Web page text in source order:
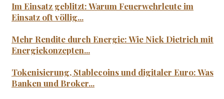
Im Einsatz geblitzt: Warum Feuerwehrleute im
Einsatz oft völlig...
Mehr Rendite durch Energie: Wie Nick Dietrich mit
Energiekonzepten...
Tokenisierung, Stablecoins und digitaler Euro: Was
Banken und Broker...